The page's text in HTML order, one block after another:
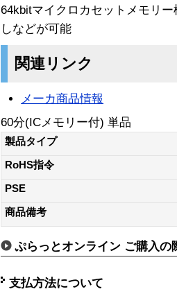
64kbitマイクロカセットメモリ
しなどが可能
関連リンク
メーカ商品情報
60分(ICメモリー付) 単品
製品タイプ
RoHS指令
PSE
商品備考
ぷらっとオンライン ご購入の
支払方法について